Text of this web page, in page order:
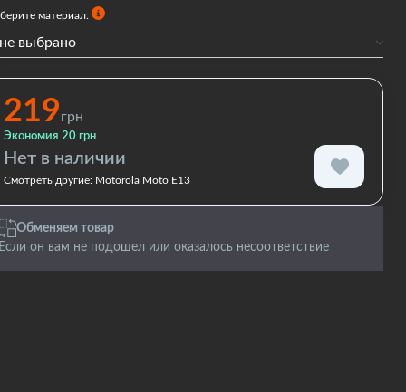
материал:
не выбрано
219грн
Экономия 20 грн
Нет в наличии
Смотреть другие: Motorola Moto E13
Обменяем товар
Если он вам не подошел или оказалось несоответствие